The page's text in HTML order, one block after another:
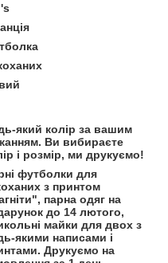
який колір за вашим
Ви вибираєте
і розмір, ми друкуємо!
футболки для
з принтом
парна одяг на
до 14 лютого,
майки для двох з
якими написами і
Друкуємо на